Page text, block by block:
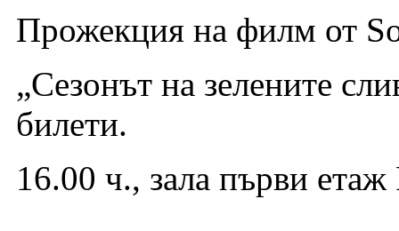
Прожекция на филм от
„Сезонът на зелените
билети.
16.00 ч., зала първи